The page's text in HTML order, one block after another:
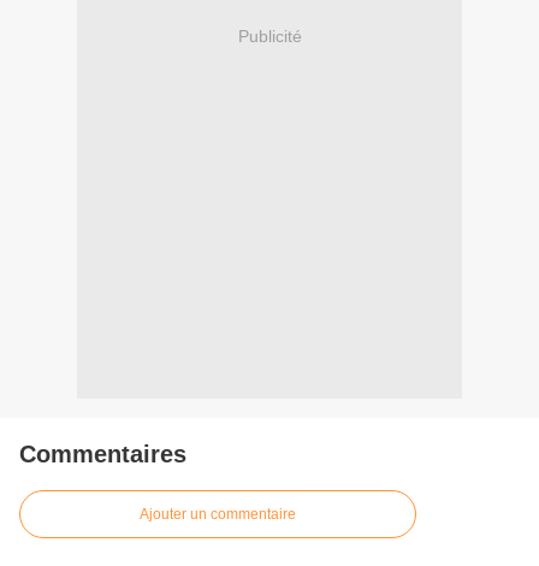
Publicité
Commentaires
Ajouter un commentaire